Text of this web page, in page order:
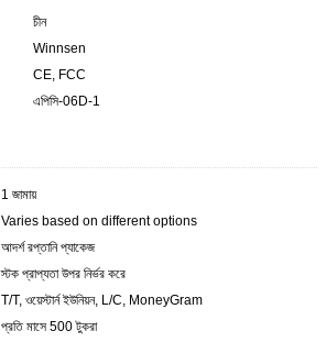
চীন
Winnsen
CE, FCC
এপিসি-06D-1
1 জামায়
Varies based on different options
আদর্শ রপ্তানি প্যাকেজ
স্টক প্রাপ্যতা উপর নির্ভর করে
T/T, ওয়েস্টার্ন ইউনিয়ন, L/C, MoneyGram
প্রতি মাসে 500 টুকরা